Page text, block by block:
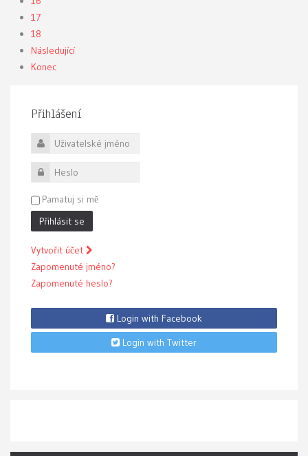
17
18
Následující
Konec
Přihlášení
Uživatelské jméno
Heslo
Pamatuj si mě
Přihlásit se
Vytvořit účet
Zapomenuté jméno?
Zapomenuté heslo?
Login with Facebook
Login with Twitter